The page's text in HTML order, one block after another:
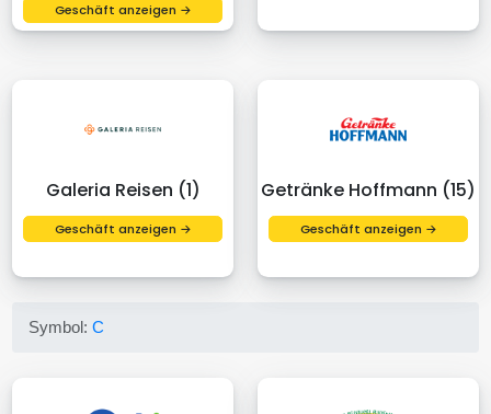
Geschäft anzeigen →
Galeria Reisen (1)
Geschäft anzeigen →
Getränke Hoffmann (15)
Geschäft anzeigen →
Symbol:C